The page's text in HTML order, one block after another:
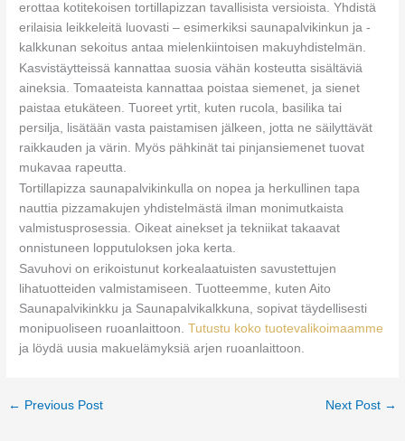
erottaa kotitekoisen tortillapizzan tavallisista versioista. Yhdistä
erilaisia leikkeleitä luovasti – esimerkiksi saunapalvikinkun ja -
kalkkunan sekoitus antaa mielenkiintoisen makuyhdistelmän.
Kasvistäytteissä kannattaa suosia vähän kosteutta sisältäviä
aineksia. Tomaateista kannattaa poistaa siemenet, ja sienet
paistaa etukäteen. Tuoreet yrtit, kuten rucola, basilika tai
persilja, lisätään vasta paistamisen jälkeen, jotta ne säilyttävät
raikkauden ja värin. Myös pähkinät tai pinjansiemenet tuovat
mukavaa rapeutta.
Tortillapizza saunapalvikinkulla on nopea ja herkullinen tapa
nauttia pizzamakujen yhdistelmästä ilman monimutkaista
valmistusprosessia. Oikeat ainekset ja tekniikat takaavat
onnistuneen lopputuloksen joka kerta.
Savuhovi on erikoistunut korkealaatuisten savustettujen
lihatuotteiden valmistamiseen. Tuotteemme, kuten Aito
Saunapalvikinkku ja Saunapalvikalkkuna, sopivat täydellisesti
monipuoliseen ruoanlaittoon.Tutustu koko tuotevalikoimaamme
ja löydä uusia makuelämyksiä arjen ruoanlaittoon.
← Previous Post Next Post →